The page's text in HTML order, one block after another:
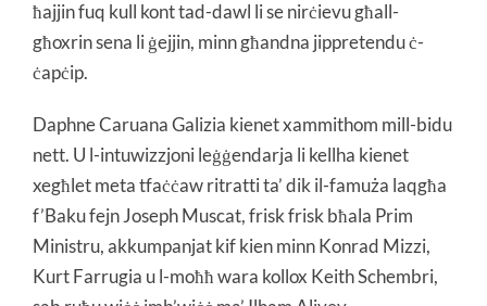
ħajjin fuq kull kont tad-dawl li se nirċievu għall-
għoxrin sena li ġejjin, minn għandna jippretendu ċ-
ċapċip.
Daphne Caruana Galizia kienet xammithom mill-bidu
nett. U l-intuwizzjoni leġġendarja li kellha kienet
xegħlet meta tfaċċaw ritratti ta’ dik il-famuża laqgħa
f’Baku fejn Joseph Muscat, frisk frisk bħala Prim
Ministru, akkumpanjat kif kien minn Konrad Mizzi,
Kurt Farrugia u l-moħħ wara kollox Keith Schembri,